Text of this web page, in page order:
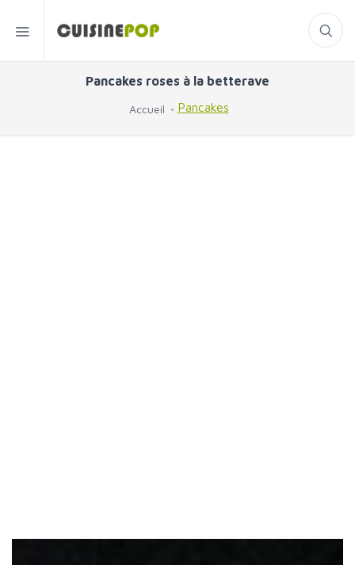
Pancakes roses à la betterave
Accueil Pancakes